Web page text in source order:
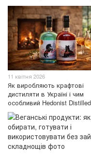
11 квітня 2026
Як виробляють крафтові
дистиляти в Україні і чим
особливий Hedonist Distilled